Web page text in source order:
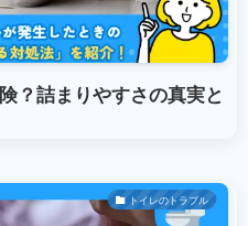
？詰まりやすさの真実と
トイレのトラブル